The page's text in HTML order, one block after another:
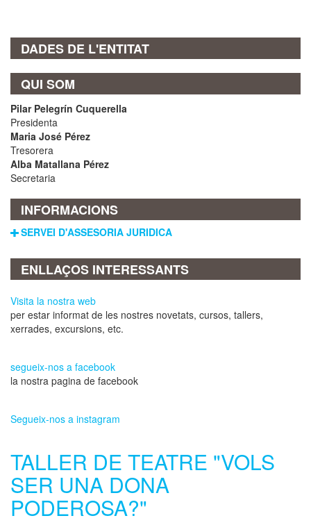
DADES DE L'ENTITAT
QUI SOM
Pilar Pelegrín Cuquerella
Presidenta
Maria José Pérez
Tresorera
Alba Matallana Pérez
Secretaria
INFORMACIONS
SERVEI D'ASSESORIA JURIDICA
ENLLAÇOS INTERESSANTS
Visita la nostra web
per estar informat de les nostres novetats, cursos, tallers,
xerrades, excursions, etc.
segueix-nos a facebook
la nostra pagina de facebook
Segueix-nos a instagram
TALLER DE TEATRE "VOLS
SER UNA DONA
PODEROSA?"